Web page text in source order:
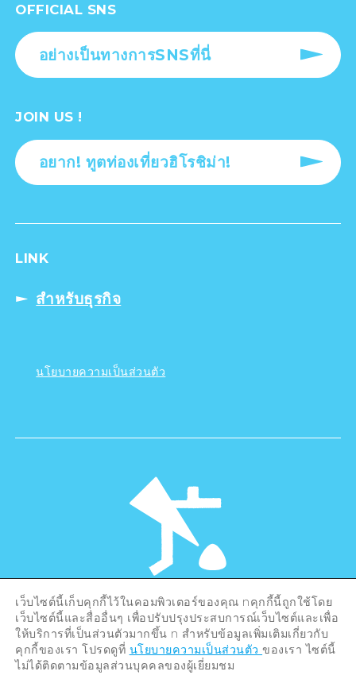
OFFICIAL SNS
อย่างเป็นทางการSNSที่นี่
JOIN US !
อยาก! ทูตท่องเที่ยวฮิโรชิม่า!
LINK
สำหรับธุรกิจ
นโยบายความเป็นส่วนตัว
©Hiroshima Tourism Association /
Hiroshima Prefecture / Hiroshima City .
All rights reserved
เว็บไซต์นี้เก็บคุกกี้ไว้ในคอมพิวเตอร์ของคุณ nคุกกี้นี้ถูกใช้โดย
เว็บไซต์นี้และสื่ออื่นๆ เพื่อปรับปรุงประสบการณ์เว็บไซต์และเพื่อ
ให้บริการที่เป็นส่วนตัวมากขึ้น n สำหรับข้อมูลเพิ่มเติมเกี่ยวกับ
คุกกี้ของเรา โปรดดูที่ นโยบายความเป็นส่วนตัวของเรา ไซต์นี้
ไม่ได้ติดตามข้อมูลส่วนบุคคลของผู้เยี่ยมชม